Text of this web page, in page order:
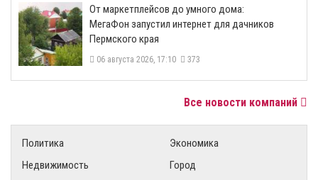
От маркетплейсов до умного дома:
МегаФон запустил интернет для дачников
Пермского края
06 августа 2026, 17:10 373
Все новости компаний
Политика
Экономика
Недвижимость
Город